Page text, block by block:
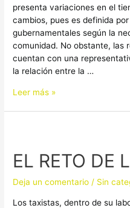
presenta variaciones en el
cambios, pues es definida
gubernamentales según la
comunidad. No obstante, las
cuentan con una
la relación entre la …
Leer más »
EL RETO DE
Deja un comentario / Sin
Los taxistas, dentro de su
DE
LOS
TAXISTAS